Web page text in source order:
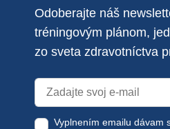
Odoberajte náš
tréningovým plánom,
zo sveta zdravotníctva
Vyplnením emailu dávam